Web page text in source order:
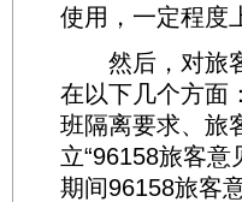
使用，一定程度
然后，对旅客
在以下几个方面
班隔离要求、旅
立“96158旅客
期间96158旅客